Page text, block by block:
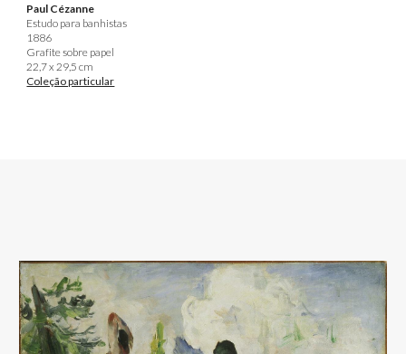
Paul Cézanne
Estudo para banhistas
1886
Grafite sobre papel
22,7 x 29,5 cm
Coleção particular